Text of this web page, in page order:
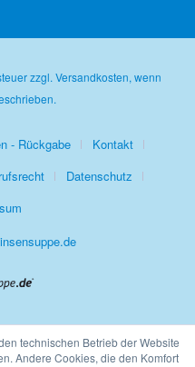
zzgl. Versandkosten, wenn
- Rückgabe
Kontakt
Datenschutz
technischen Betrieb der Website
Andere Cookies, die den Komfort